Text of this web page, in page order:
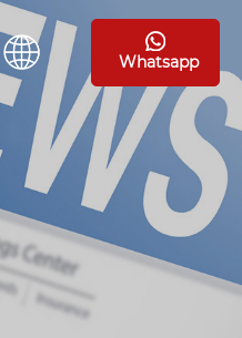
Whatsapp